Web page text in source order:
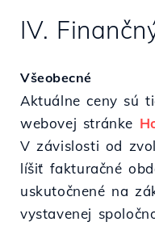
IV.
Všeobecné
Aktuálne ceny sú
webovej stránke
V závislosti od
líšiť fakturačné
uskutočnené na
vystavenej